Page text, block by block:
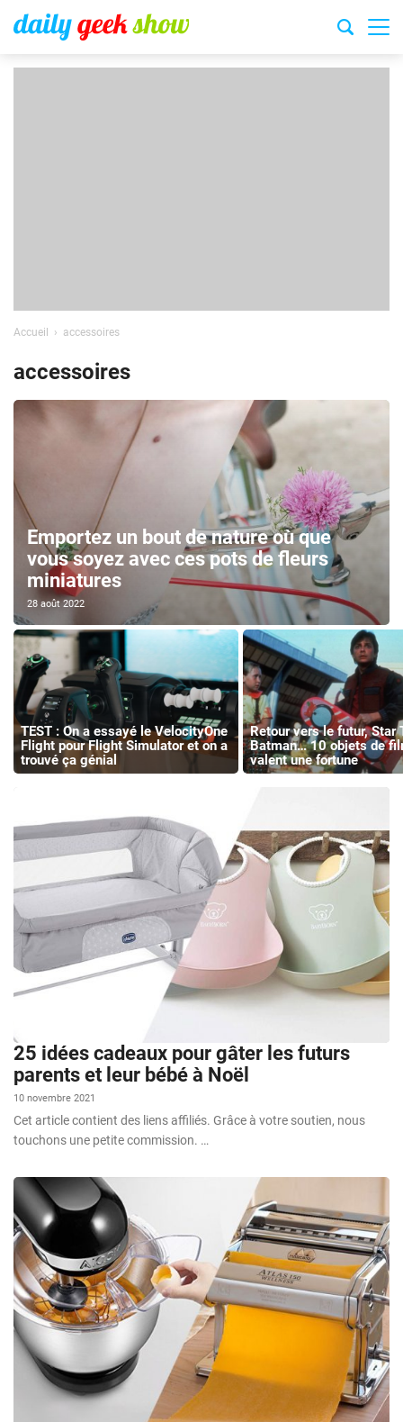
Accueil accessoires
accessoires
Emportez un bout de nature où que
vous soyez avec ces pots de fleurs
miniatures
28 août 2022
TEST : On a essayé le VelocityOne
Flight pour Flight Simulator et on a
trouvé ça génial
Retour vers le futur, Star
Batman… 10 objets de
valent une fortune
25 idées cadeaux pour gâter les futurs
parents et leur bébé à Noël
10 novembre 2021
Cet article contient des liens affiliés. Grâce à votre soutien, nous
touchons une petite commission. …